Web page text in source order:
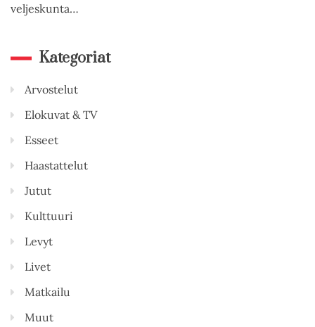
veljeskunta…
Kategoriat
Arvostelut
Elokuvat & TV
Esseet
Haastattelut
Jutut
Kulttuuri
Levyt
Livet
Matkailu
Muut